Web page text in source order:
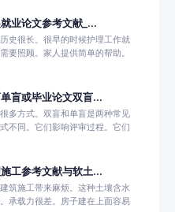
业论文参考文献_...
史很长。很早的时候护理工作就
要照顾。家人提供简单的帮助。
盲或毕业论文双盲...
多方式。双盲和单盲是两种常见
不同。它们影响评审过程。它们
工参考文献与软土...
筑施工带来麻烦。这种土壤含水
承载力很差。房子建在上面容易